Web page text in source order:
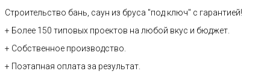
Строительство бань, саун из бруса "под ключ" с гарантией!
+ Более 150 типовых проектов на любой вкус и бюджет.
+ Собственное производство.
+ Поэтапная оплата за результат.